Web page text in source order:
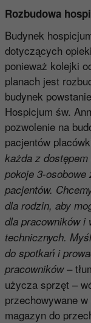
Rozbudowa
Budynek
dotyczących
ponieważ kolejki
planach jest
budynek
Hospicjum św.
pozwolenie na
pacjentów
każda z
pokoje 3-osobowe
pacjentów.
dla rodzin, aby
dla pracowników i
technicznych.
do spotkań i
pracowników–
użycza sprzęt –
przechowywane
magazyn do